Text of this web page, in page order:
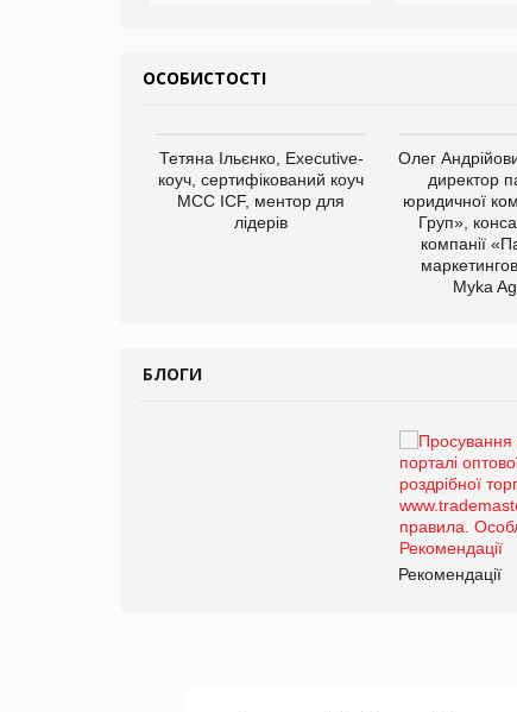
ОСОБИСТОСТІ
Тетяна Ільєнко, Executive-
коуч, сертифікований коуч
МСС ICF, ментор для
лідерів
Олег
директор
юридичної
Груп»,
компанії
Myka
БЛОГИ
Рекомендації